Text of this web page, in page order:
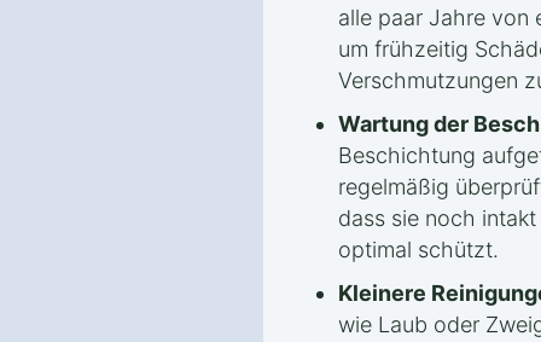
alle paar Jahre von
um frühzeitig
Verschmutzungen
Wartung der
Beschichtung
regelmäßig
dass sie noch
optimal schützt.
Kleinere
wie Laub oder